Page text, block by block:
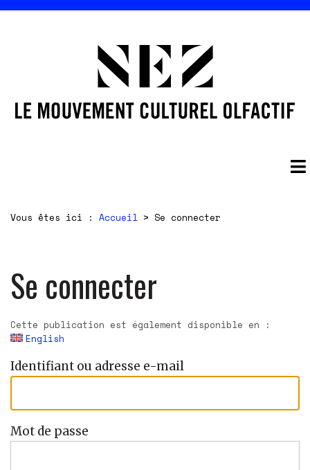
Vous êtes ici : Accueil > Se connecter
Se connecter
Cette publication est également disponible en :
English
Identifiant ou adresse e-mail
Mot de passe